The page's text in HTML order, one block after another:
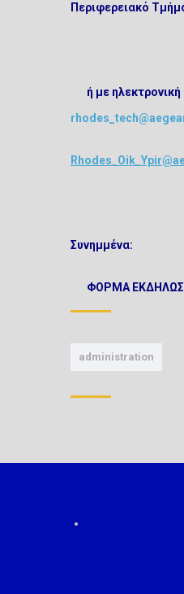
Περιφερειακό
ή με
Συνημμένα:
ΦΟΡΜΑ
administration